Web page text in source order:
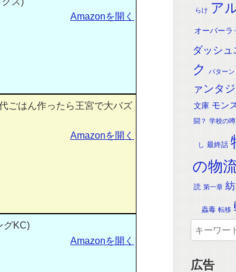
Amazonを開く
ごはん作ったら王宮で大バズ
Amazonを開く
グKC)
Amazonを開く
らけ ア
オーバーラ
ダッシ
ク
パターン
ァンタ
文庫 モン
闘？ 学校の噂
し 最終話
の物
読 第一章
蟲毒 転移
広告